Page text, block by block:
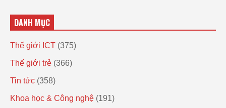
DANH MỤC
Thế giới ICT (375)
Thế giới trẻ (366)
Tin tức (358)
Khoa học & Công nghệ (191)